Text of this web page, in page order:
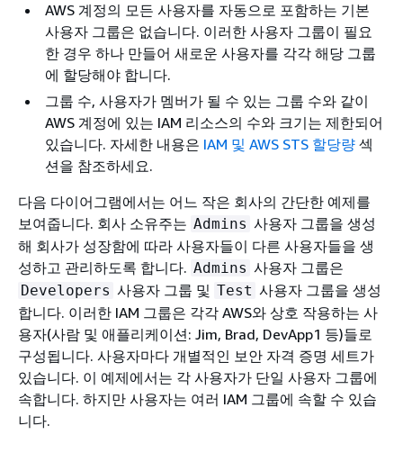
AWS 계정의 모든 사용자를 자동으로 포함하는 기본
사용자 그룹은 없습니다. 이러한 사용자 그룹이 필요
한 경우 하나 만들어 새로운 사용자를 각각 해당 그룹
에 할당해야 합니다.
그룹 수, 사용자가 멤버가 될 수 있는 그룹 수와 같이
AWS 계정에 있는 IAM 리소스의 수와 크기는 제한되어
있습니다. 자세한 내용은 IAM 및 AWS STS 할당량 섹
션을 참조하세요.
다음 다이어그램에서는 어느 작은 회사의 간단한 예제를
보여줍니다. 회사 소유주는 Admins 사용자 그룹을 생성
해 회사가 성장함에 따라 사용자들이 다른 사용자들을 생
성하고 관리하도록 합니다. Admins 사용자 그룹은
Developers 사용자 그룹 및 Test 사용자 그룹을 생성
합니다. 이러한 IAM 그룹은 각각 AWS와 상호 작용하는 사
용자(사람 및 애플리케이션: Jim, Brad, DevApp1 등)들로
구성됩니다. 사용자마다 개별적인 보안 자격 증명 세트가
있습니다. 이 예제에서는 각 사용자가 단일 사용자 그룹에
속합니다. 하지만 사용자는 여러 IAM 그룹에 속할 수 있습
니다.